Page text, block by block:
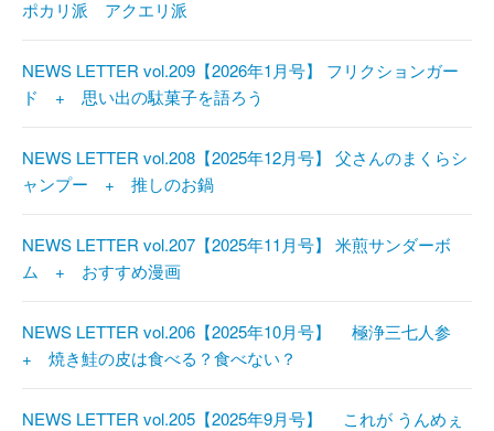
ポカリ派 アクエリ派
NEWS LETTER vol.209【2026年1月号】 フリクションガー
ド + 思い出の駄菓子を語ろう
NEWS LETTER vol.208【2025年12月号】 父さんのまくらシ
ャンプー + 推しのお鍋
NEWS LETTER vol.207【2025年11月号】 米煎サンダーボ
ム + おすすめ漫画
NEWS LETTER vol.206【2025年10月号】 極浄三七人参
+ 焼き鮭の皮は食べる？食べない？
NEWS LETTER vol.205【2025年9月号】 これが うんめぇ